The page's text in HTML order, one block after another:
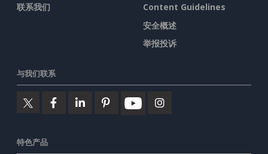
联系我们
Content Guidelines
安全概述
举报投诉
与我们联系
特色产品